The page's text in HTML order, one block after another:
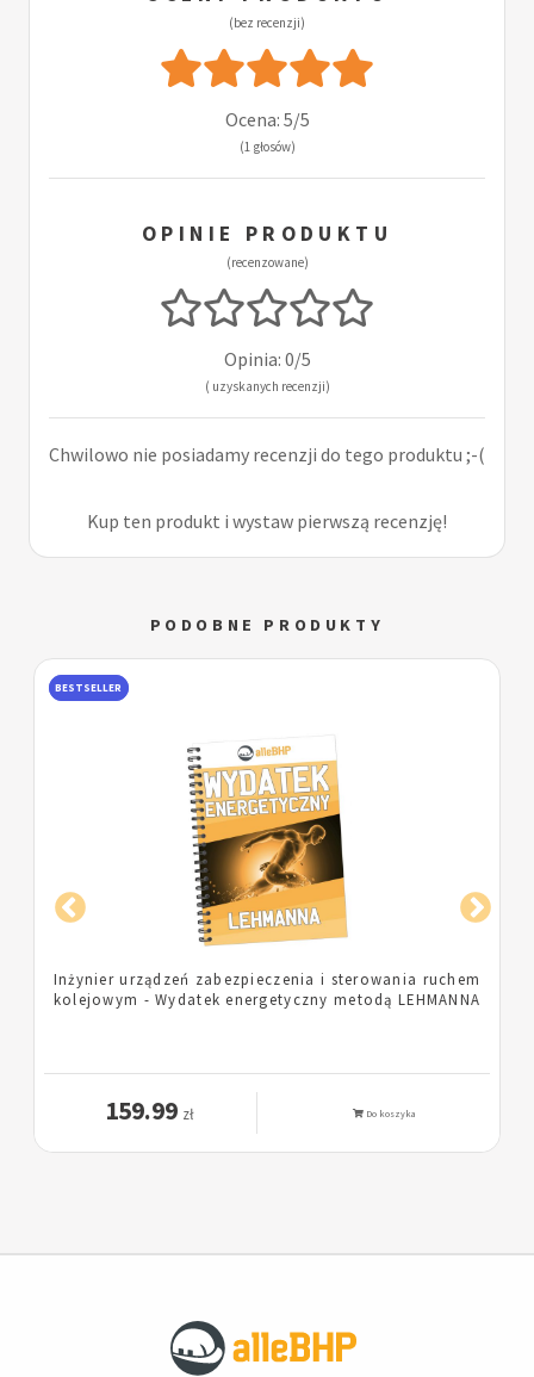
(bez recenzji)
Ocena: 5/5
(1 głosów)
OPINIE PRODUKTU
(recenzowane)
Opinia: 0/5
( uzyskanych recenzji)
Chwilowo nie posiadamy recenzji do tego produktu ;-(
Kup ten produkt i wystaw pierwszą recenzję!
PODOBNE PRODUKTY
BESTSELLER
Pielęgniarka - Wydatek energetyczny metodą
LEHMANNA
159.99 zł Do koszyka